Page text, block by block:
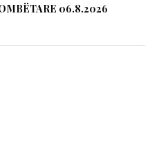
06.8.2026